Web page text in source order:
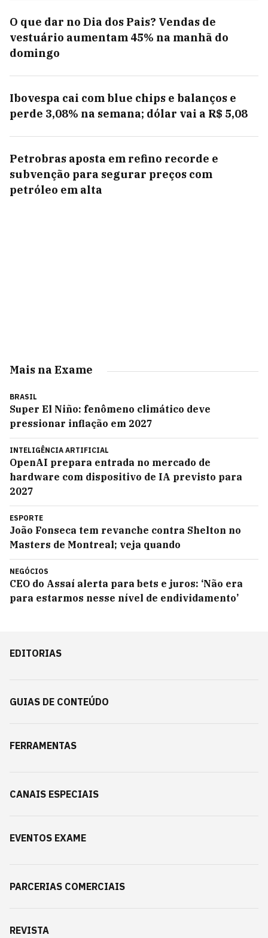
O que dar no Dia dos Pais? Vendas de
vestuário aumentam 45% na manhã do
domingo
Ibovespa cai com blue chips e balanços e
perde 3,08% na semana; dólar vai a R$ 5,08
Petrobras aposta em refino recorde e
subvenção para segurar preços com
petróleo em alta
Mais na Exame
BRASIL
Super El Niño: fenômeno climático deve
pressionar inflação em 2027
INTELIGÊNCIA ARTIFICIAL
OpenAI prepara entrada no mercado de
hardware com dispositivo de IA previsto para
2027
ESPORTE
João Fonseca tem revanche contra Shelton no
Masters de Montreal; veja quando
NEGÓCIOS
CEO do Assaí alerta para bets e juros: ‘Não era
para estarmos nesse nível de endividamento’
EDITORIAS
GUIAS DE CONTEÚDO
FERRAMENTAS
CANAIS ESPECIAIS
EVENTOS EXAME
PARCERIAS COMERCIAIS
REVISTA